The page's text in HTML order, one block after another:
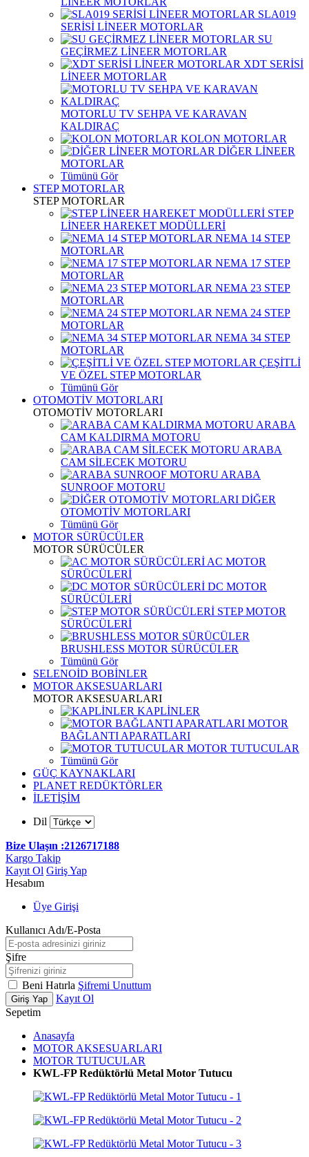
SLA019
SERİSİ LİNEER MOTORLAR
SU
GEÇİRMEZ LİNEER MOTORLAR
XDT SERİSİ
LİNEER MOTORLAR
MOTORLU TV SEHPA VE KARAVAN
KALDIRAÇ
KOLON MOTORLAR
DİĞER LİNEER
MOTORLAR
Tümünü Gör
STEP MOTORLAR
STEP MOTORLAR
STEP
LİNEER HAREKET MODÜLLERİ
NEMA 14 STEP
MOTORLAR
NEMA 17 STEP
MOTORLAR
NEMA 23 STEP
MOTORLAR
NEMA 24 STEP
MOTORLAR
NEMA 34 STEP
MOTORLAR
ÇEŞİTLİ
VE ÖZEL STEP MOTORLAR
Tümünü Gör
OTOMOTİV MOTORLARI
OTOMOTİV MOTORLARI
ARABA
CAM KALDIRMA MOTORU
ARABA
CAM SİLECEK MOTORU
ARABA
SUNROOF MOTORU
DİĞER
OTOMOTİV MOTORLARI
Tümünü Gör
MOTOR SÜRÜCÜLER
MOTOR SÜRÜCÜLER
AC MOTOR
SÜRÜCÜLERİ
DC MOTOR
SÜRÜCÜLERİ
STEP MOTOR
SÜRÜCÜLERİ
BRUSHLESS MOTOR SÜRÜCÜLER
Tümünü Gör
SELENOİD BOBİNLER
MOTOR AKSESUARLARI
MOTOR AKSESUARLARI
KAPLİNLER
MOTOR
BAĞLANTI APARATLARI
MOTOR TUTUCULAR
Tümünü Gör
GÜÇ KAYNAKLARI
PLANET REDÜKTÖRLER
İLETİŞİM
Dil
Bize Ulaşın :2126717188
Kargo Takip
Kayıt Ol Giriş Yap
Hesabım
Üye Girişi
Kullanıcı Adı/E-Posta
Şifre
Beni Hatırla Şifremi Unuttum
Giriş Yap
Kayıt Ol
Sepetim
Anasayfa
MOTOR AKSESUARLARI
MOTOR TUTUCULAR
KWL-FP Redüktörlü Metal Motor Tutucu